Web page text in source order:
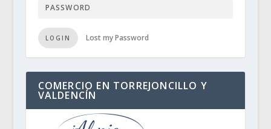
LOGIN Lost my Password
COMERCIO EN TORREJONCILLO Y
VALDENCÍN